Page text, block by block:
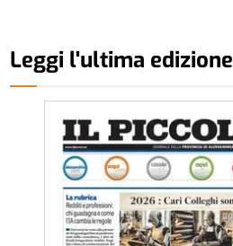
Leggi l'ultima edizione